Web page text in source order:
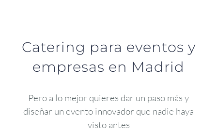
Catering para eventos y
empresas en Madrid
Pero a lo mejor quieres dar un paso más y
diseñar un evento innovador que nadie haya
visto antes